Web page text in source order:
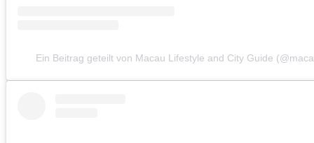
Ein Beitrag geteilt von Macau Lifestyle and City Guide